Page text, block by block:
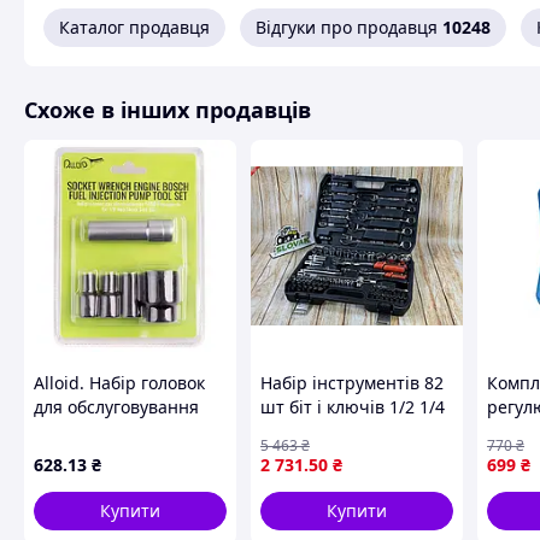
організацію внутрішнього простору:
кожен предмет розміщений у своєму
зручність у роботі.
Каталог продавця Відгуки про продавця 10248
Схоже в інших продавців
Alloid. Набір головок
для обслуговування
(00000050781)
628.13 ₴
Купити
Набір інструментів 82
шт біт і ключів 1/2 1/4
автомобілів
професійний комплект
для майстрів
2 731.50 ₴
5 463₴
Купити
699 ₴
770₴